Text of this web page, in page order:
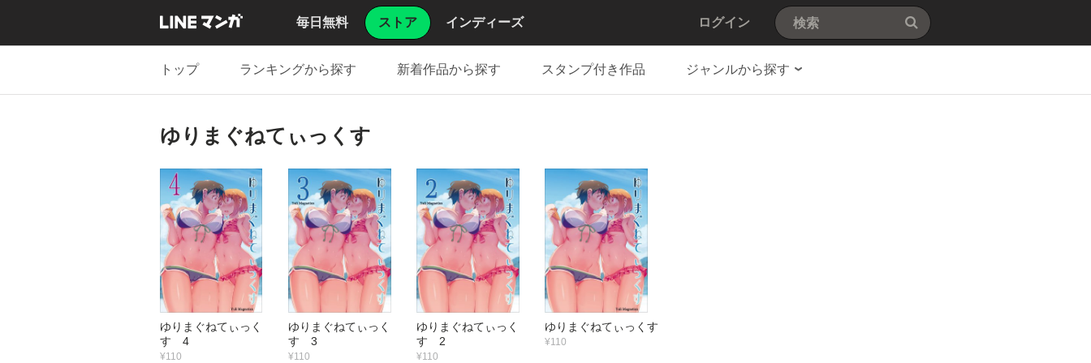
毎日無料 ストア インディーズ ログイン
トップ ランキングから探す 新着作品から探す スタンプ付き作品 ジャンルから探す
ゆりまぐねてぃっくす
ゆりまぐねてぃっく
す 4
¥110
ゆりまぐねてぃっく
す 3
¥110
ゆりまぐねてぃっく
す 2
¥110
ゆりまぐねてぃっくす
¥110